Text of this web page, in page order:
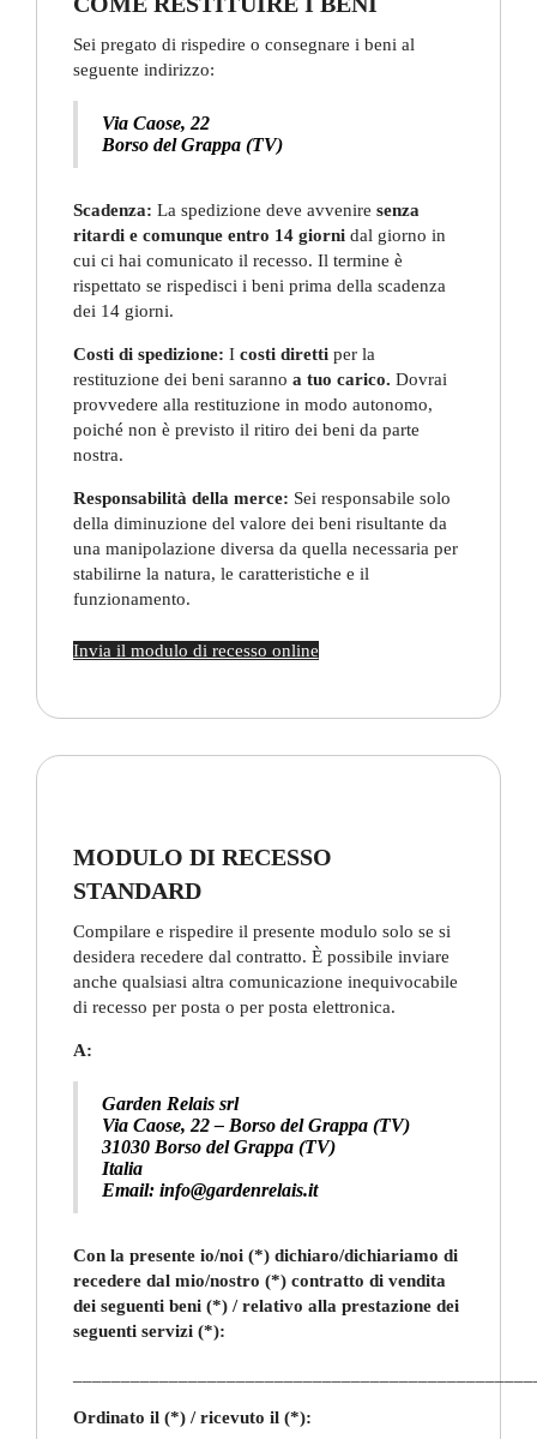
Sei pregato di rispedire o consegnare i beni al
seguente indirizzo:
Via Caose, 22
Borso del Grappa (TV)
Scadenza: La spedizione deve avvenire senza
ritardi e comunque entro 14 giornidal giorno in
cui ci hai comunicato il recesso. Il termine è
rispettato se rispedisci i beni prima della scadenza
dei 14 giorni.
Costi di spedizione: I costi direttiper la
restituzione dei beni saranno a tuo carico. Dovrai
provvedere alla restituzione in modo autonomo,
poiché non è previsto il ritiro dei beni da parte
nostra.
Responsabilità della merce: Sei responsabile solo
della diminuzione del valore dei beni risultante da
una manipolazione diversa da quella necessaria per
stabilirne la natura, le caratteristiche e il
funzionamento.
Invia il modulo di recesso online
MODULO DI RECESSO
STANDARD
Compilare e rispedire il presente modulo solo se si
desidera recedere dal contratto. È possibile inviare
anche qualsiasi altra comunicazione inequivocabile
di recesso per posta o per posta elettronica.
A:
Garden Relais srl
Via Caose, 22 – Borso del Grappa (TV)
31030 Borso del Grappa (TV)
Italia
Email: info@gardenrelais.it
Con la presente io/noi (*) dichiaro/dichiariamo di
recedere dal mio/nostro (*) contratto di vendita
dei seguenti beni (*) / relativo alla prestazione dei
seguenti servizi (*):
Ordinato il (*) / ricevuto il (*):